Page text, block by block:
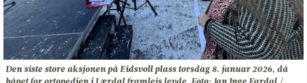
Den siste store aksjonen på Eidsvoll plass torsdag 8. januar 2026, då
håpet for ortopedien i Lærdal framleis levde. Foto: Jan Inge Fardal /